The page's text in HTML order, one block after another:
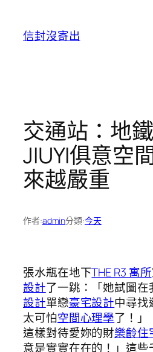
信封沒寄出
交通站：地
JIUYI俱意空
來越嚴重
作者:admin分類:今天
張水瓶在地下THE R3 寓所
設計了一跳：「她試圖在
設計單戀豪宅設計中尋找
太可怕空間心理學了！」
這樣對待愛妳的財樂齡住
意是實實在在的！」這些